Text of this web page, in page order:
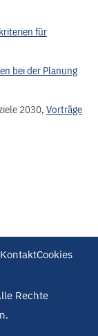
für
bei der Planung
2030, Vorträge
KontaktCookies
Rechte